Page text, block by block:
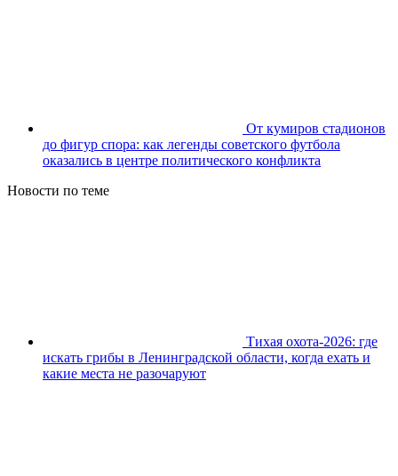
От кумиров стадионов
до фигур спора: как легенды советского футбола
оказались в центре политического конфликта
Новости по теме
Тихая охота-2026: где
искать грибы в Ленинградской области, когда ехать и
какие места не разочаруют